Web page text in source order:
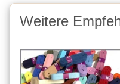
Weitere